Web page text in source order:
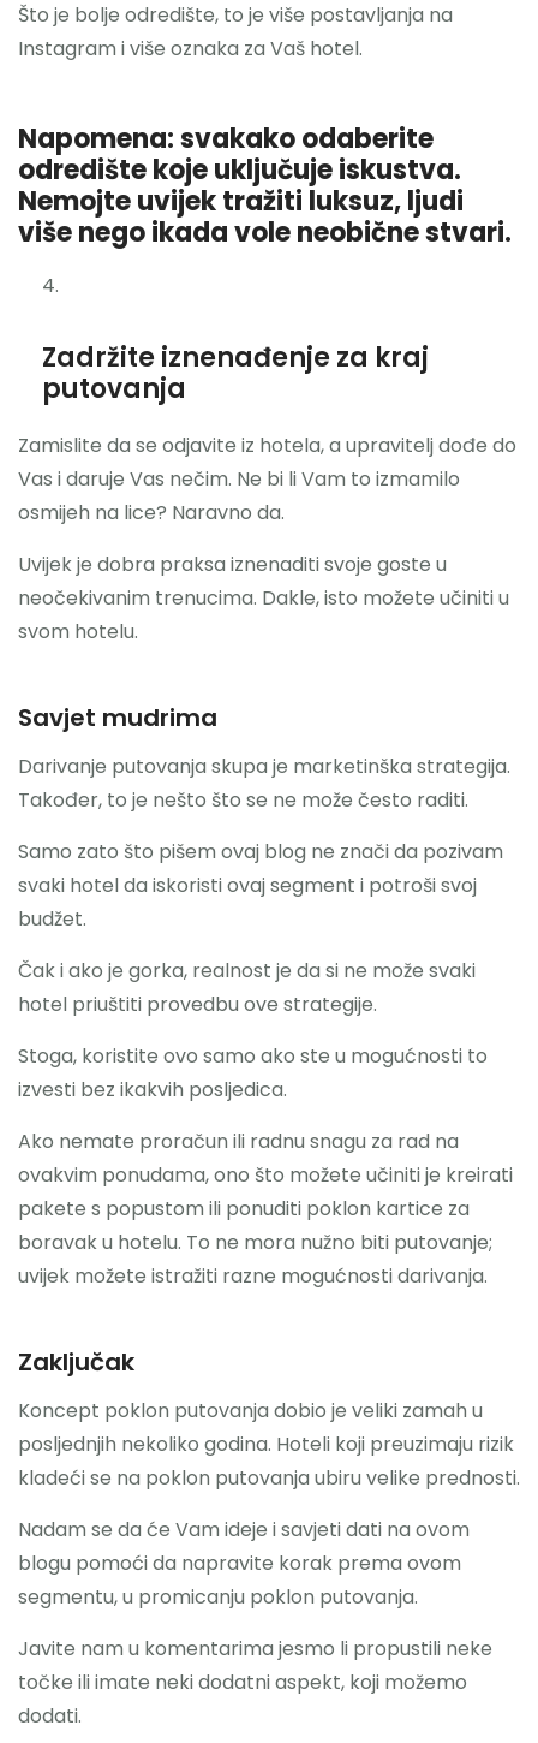
Što je bolje odredište, to je više postavljanja na
Instagram i više oznaka za Vaš hotel.
Napomena: svakako odaberite
odredište koje uključuje iskustva.
Nemojte uvijek tražiti luksuz, ljudi
više nego ikada vole neobične stvari.
Zadržite iznenađenje za kraj
putovanja
Zamislite da se odjavite iz hotela, a upravitelj dođe do
Vas i daruje Vas nečim. Ne bi li Vam to izmamilo
osmijeh na lice? Naravno da.
Uvijek je dobra praksa iznenaditi svoje goste u
neočekivanim trenucima. Dakle, isto možete učiniti u
svom hotelu.
Savjet mudrima
Darivanje putovanja skupa je marketinška strategija.
Također, to je nešto što se ne može često raditi.
Samo zato što pišem ovaj blog ne znači da pozivam
svaki hotel da iskoristi ovaj segment i potroši svoj
budžet.
Čak i ako je gorka, realnost je da si ne može svaki
hotel priuštiti provedbu ove strategije.
Stoga, koristite ovo samo ako ste u mogućnosti to
izvesti bez ikakvih posljedica.
Ako nemate proračun ili radnu snagu za rad na
ovakvim ponudama, ono što možete učiniti je kreirati
pakete s popustom ili ponuditi poklon kartice za
boravak u hotelu. To ne mora nužno biti putovanje;
uvijek možete istražiti razne mogućnosti darivanja.
Zaključak
Koncept poklon putovanja dobio je veliki zamah u
posljednjih nekoliko godina. Hoteli koji preuzimaju rizik
kladeći se na poklon putovanja ubiru velike prednosti.
Nadam se da će Vam ideje i savjeti dati na ovom
blogu pomoći da napravite korak prema ovom
segmentu, u promicanju poklon putovanja.
Javite nam u komentarima jesmo li propustili neke
točke ili imate neki dodatni aspekt, koji možemo
dodati.